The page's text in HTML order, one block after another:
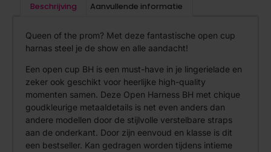
Beschrijving Aanvullende informatie
Queen of the prom? Met deze fantastische open cup
harnas steel je de show en alle aandacht!
Een open cup BH is een must-have in je lingerielade en
zeker ook geschikt voor heerlijke high-quality
momenten samen. Deze Open Harness BH met chique
goudkleurige metaaldetails is net even anders dan
andere modellen door de stijlvolle verstelbare straps
aan de onderkant. Door zijn eenvoud en klasse is dit
een bestseller. Kan gedragen worden tijdens intieme